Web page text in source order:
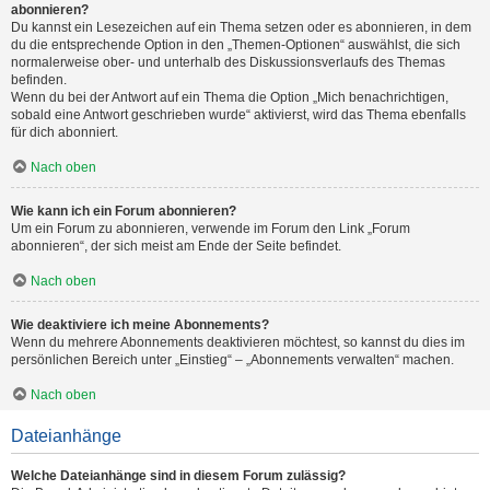
abonnieren?
Du kannst ein Lesezeichen auf ein Thema setzen oder es abonnieren, in dem
du die entsprechende Option in den „Themen-Optionen“ auswählst, die sich
normalerweise ober- und unterhalb des Diskussionsverlaufs des Themas
befinden.
Wenn du bei der Antwort auf ein Thema die Option „Mich benachrichtigen,
sobald eine Antwort geschrieben wurde“ aktivierst, wird das Thema ebenfalls
für dich abonniert.
Nach oben
Wie kann ich ein Forum abonnieren?
Um ein Forum zu abonnieren, verwende im Forum den Link „Forum
abonnieren“, der sich meist am Ende der Seite befindet.
Nach oben
Wie deaktiviere ich meine Abonnements?
Wenn du mehrere Abonnements deaktivieren möchtest, so kannst du dies im
persönlichen Bereich unter „Einstieg“ – „Abonnements verwalten“ machen.
Nach oben
Dateianhänge
Welche Dateianhänge sind in diesem Forum zulässig?